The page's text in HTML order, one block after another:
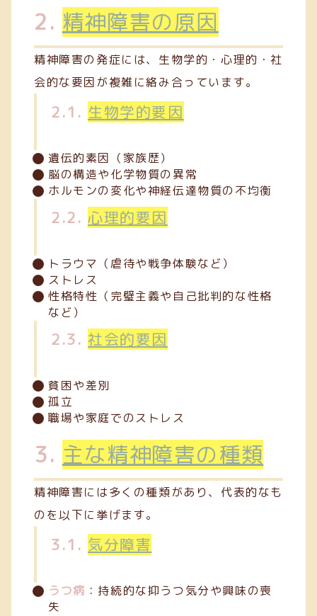
2. 精神障害の原因
精神障害の発症には、生物学的・心理的・社
会的な要因が複雑に絡み合っています。
2.1. 生物学的要因
遺伝的素因（家族歴）
脳の構造や化学物質の異常
ホルモンの変化や神経伝達物質の不均衡
2.2. 心理的要因
トラウマ（虐待や戦争体験など）
ストレス
性格特性（完璧主義や自己批判的な性格
など）
2.3. 社会的要因
貧困や差別
孤立
職場や家庭でのストレス
3. 主な精神障害の種類
精神障害には多くの種類があり、代表的なも
のを以下に挙げます。
3.1. 気分障害
うつ病 ：持続的な抑うつ気分や興味の喪
失